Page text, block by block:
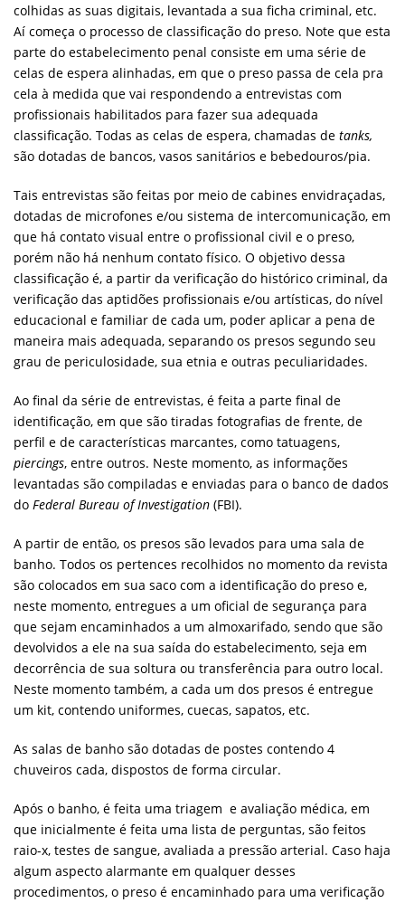
colhidas as suas digitais, levantada a sua ficha criminal, etc.
Aí começa o processo de classificação do preso. Note que esta
parte do estabelecimento penal consiste em uma série de
celas de espera alinhadas, em que o preso passa de cela pra
cela à medida que vai respondendo a entrevistas com
profissionais habilitados para fazer sua adequada
classificação. Todas as celas de espera, chamadas de tanks,
são dotadas de bancos, vasos sanitários e bebedouros/pia.
Tais entrevistas são feitas por meio de cabines envidraçadas,
dotadas de microfones e/ou sistema de intercomunicação, em
que há contato visual entre o profissional civil e o preso,
porém não há nenhum contato físico. O objetivo dessa
classificação é, a partir da verificação do histórico criminal, da
verificação das aptidões profissionais e/ou artísticas, do nível
educacional e familiar de cada um, poder aplicar a pena de
maneira mais adequada, separando os presos segundo seu
grau de periculosidade, sua etnia e outras peculiaridades.
Ao final da série de entrevistas, é feita a parte final de
identificação, em que são tiradas fotografias de frente, de
perfil e de características marcantes, como tatuagens,
piercings, entre outros. Neste momento, as informações
levantadas são compiladas e enviadas para o banco de dados
do Federal Bureau of Investigation (FBI).
A partir de então, os presos são levados para uma sala de
banho. Todos os pertences recolhidos no momento da revista
são colocados em sua saco com a identificação do preso e,
neste momento, entregues a um oficial de segurança para
que sejam encaminhados a um almoxarifado, sendo que são
devolvidos a ele na sua saída do estabelecimento, seja em
decorrência de sua soltura ou transferência para outro local.
Neste momento também, a cada um dos presos é entregue
um kit, contendo uniformes, cuecas, sapatos, etc.
As salas de banho são dotadas de postes contendo 4
chuveiros cada, dispostos de forma circular.
Após o banho, é feita uma triagem e avaliação médica, em
que inicialmente é feita uma lista de perguntas, são feitos
raio-x, testes de sangue, avaliada a pressão arterial. Caso haja
algum aspecto alarmante em qualquer desses
procedimentos, o preso é encaminhado para uma verificação